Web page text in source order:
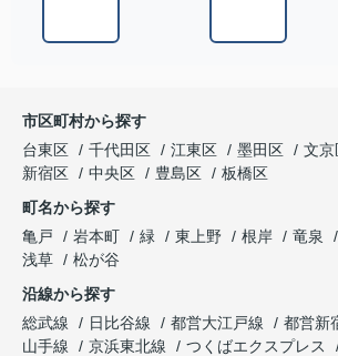
市区町村から探す
台東区
千代田区 江東区 墨田区 文京
新宿区
中央区 豊島区
板橋区
町名から探す
亀戸
岩本町 緑 東上野 根岸 竜泉
浅草
松が谷
沿線から探す
総武線
日比谷線 都営大江戸線 都営新
山手線
京浜東北線 つくばエクスプレス